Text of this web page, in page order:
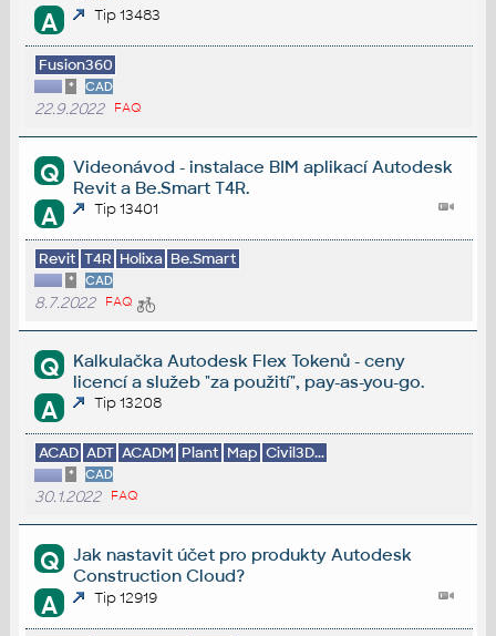
A Tip 13483
Fusion360
* CAD
22.9.2022 FAQ
Q
Videonávod - instalace BIM aplikací Autodesk
Revit a Be.Smart T4R.
A Tip 13401
Revit T4R Holixa Be.Smart
* CAD
8.7.2022 FAQ
Q
Kalkulačka Autodesk Flex Tokenů - ceny
licencí a služeb "za použití", pay-as-you-go.
A Tip 13208
ACAD ADT ACADM Plant Map Civil3D...
* CAD
30.1.2022 FAQ
Q
Jak nastavit účet pro produkty Autodesk
Construction Cloud?
A Tip 12919